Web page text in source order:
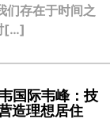
们存在于时间之
[…]
国际韦峰：技
造理想居住